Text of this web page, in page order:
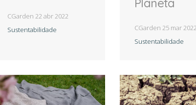
DICAS E
CGarden 22 abr 2022
Sustentabilidade
CGarden 25 mar 2022
Sustentabilidade